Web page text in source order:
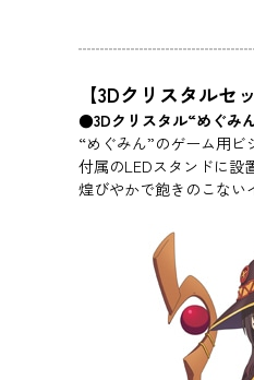
【3Dクリスタルセ
●3Dクリスタル“めぐみ
“めぐみん”のゲーム用ビ
付属のLEDスタンドに設
煌びやかで飽きのこない